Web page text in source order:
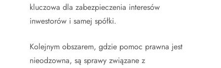
kluczowa dla zabezpieczenia interesów
inwestorów i samej spółki.
Kolejnym obszarem, gdzie pomoc prawna jest
nieodzowna, są sprawy związane z